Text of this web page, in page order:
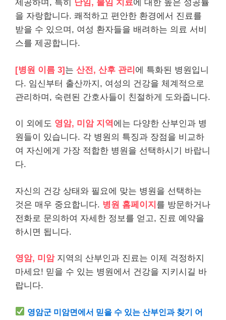
제공하며, 특히 난임, 불임 치료에 대한 높은 성공률
을 자랑합니다. 쾌적하고 편안한 환경에서 진료를
받을 수 있으며, 여성 환자들을 배려하는 의료 서비
스를 제공합니다.
[병원 이름 3]는 산전, 산후 관리 에 특화된 병원입니
다. 임신부터 출산까지, 여성의 건강을 체계적으로
관리하며, 숙련된 간호사들이 친절하게 도와줍니다.
이 외에도 영암, 미암 지역 에는 다양한 산부인과 병
원들이 있습니다. 각 병원의 특징과 장점을 비교하
여 자신에게 가장 적합한 병원을 선택하시기 바랍니
다.
자신의 건강 상태와 필요에 맞는 병원을 선택하는
것은 매우 중요합니다. 병원 홈페이지 를 방문하거나
전화로 문의하여 자세한 정보를 얻고, 진료 예약을
하시면 됩니다.
영암, 미암지역의 산부인과 진료는 이제 걱정하지
마세요! 믿을 수 있는 병원에서 건강을 지키시길 바
랍니다.
영암군 미암면에서 믿을 수 있는 산부인과 찾기 어